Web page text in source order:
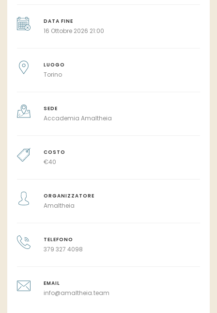
DATA FINE
16 Ottobre 2026 21:00
LUOGO
Torino
SEDE
Accademia Amaltheia
COSTO
€40
ORGANIZZATORE
Amaltheia
TELEFONO
379 327 4098
EMAIL
info@amaltheia.team